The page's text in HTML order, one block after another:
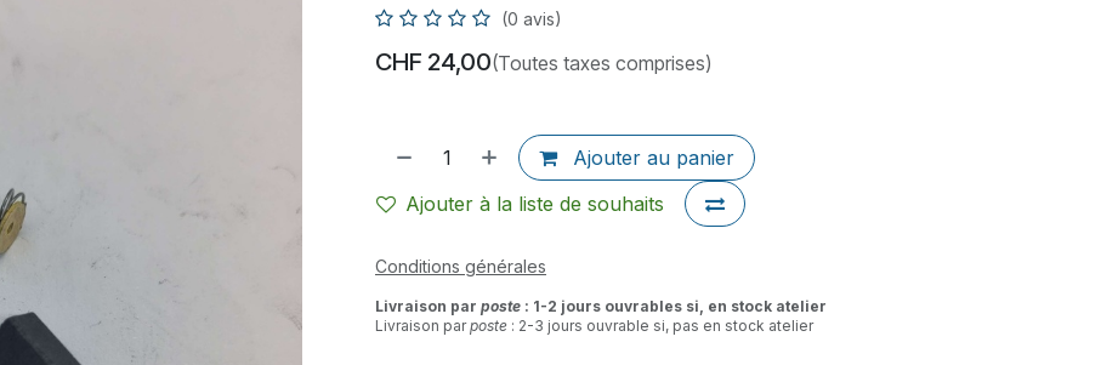
(0 avis)
CHF 24,00(Toutes taxes comprises)
Ajouter au panier
Ajouter à la liste de souhaits
Conditions générales
Livraison par poste : 1-2 jours ouvrables si, en stock atelier
Livraison parposte : 2-3 jours ouvrable si, pas en stock atelier